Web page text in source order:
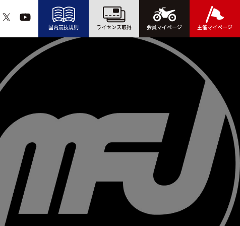
国内競技規則 ライセンス取得 会員マイページ 主催マイページ